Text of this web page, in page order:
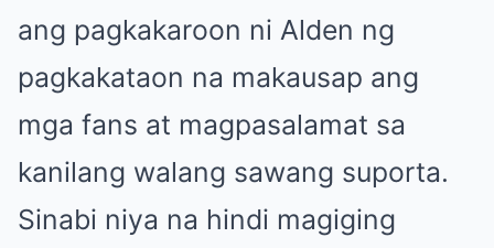
ang pagkakaroon ni Alden ng
pagkakataon na makausap ang
mga fans at magpasalamat sa
kanilang walang sawang suporta.
Sinabi niya na hindi magiging